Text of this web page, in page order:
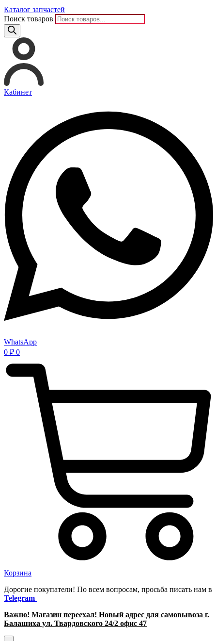
Каталог запчастей
Поиск товаров
Кабинет
WhatsApp
0 ₽ 0
Корзина
Дорогие покупатели! По всем вопросам, просьба писать нам в
Telegram
Важно! Магазин переехал! Новый адрес для самовывоза г.
Балашиха ул. Твардовского 24/2 офис 47